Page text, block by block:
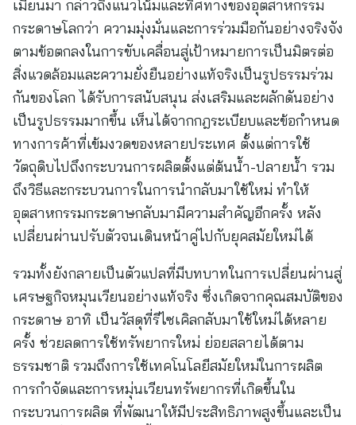
เมียนมา กล่าวถึงแนวโน้มและทิศทางของอุตสาหกรรม
กระดาษโลกว่า ความมุ่งมั่นและการร่วมมือกันอย่างจริงจัง
ตามข้อตกลงในการขับเคลื่อนสู่เป้าหมายการเป็นมิตรต่อ
สิ่งแวดล้อมและความยั่งยืนอย่างแท้จริงเป็นรูปธรรมร่วม
กันของโลก ได้รับการสนับสนุน ส่งเสริมและผลักดันอย่าง
เป็นรูปธรรมมากขึ้น เห็นได้จากกฎระเบียบและข้อกำหนด
ทางการค้าที่เข้มงวดของหลายประเทศ ตั้งแต่การใช้
วัตถุดิบไปถึงกระบวนการผลิตตั้งแต่ต้นน้ำ-ปลายน้ำ รวม
ถึงวิธีและกระบวนการในการนำกลับมาใช้ใหม่ ทำให้
อุตสาหกรรมกระดาษกลับมามีความสำคัญอีกครั้ง หลัง
เปลี่ยนผ่านปรับตัวจนเดินหน้าคู่ไปกับยุคสมัยใหม่ได้
รวมทั้งยังกลายเป็นตัวแปลที่มีบทบาทในการเปลี่ยนผ่านสู่
เศรษฐกิจหมุนเวียนอย่างแท้จริง ซึ่งเกิดจากคุณสมบัติของ
กระดาษ อาทิ เป็นวัสดุที่รีไซเคิลกลับมาใช้ใหม่ได้หลาย
ครั้ง ช่วยลดการใช้ทรัพยากรใหม่ ย่อยสลายได้ตาม
ธรรมชาติ รวมถึงการใช้เทคโนโลยีสมัยใหม่ในการผลิต
การกำจัดและการหมุ่นเวียนทรัพยากรที่เกิดขึ้นใน
กระบวนการผลิต ที่พัฒนาให้มีประสิทธิภาพสูงขึ้นและเป็น